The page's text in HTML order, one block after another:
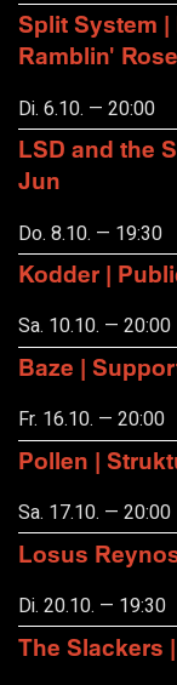
Split System
Ramblin' Rose
Di. 6.10. — 20:00
LSD and the
Jun
Do. 8.10. — 19:30
Kodder |
Sa. 10.10. — 20:00
Baze |
Fr. 16.10. — 20:00
Pollen |
Sa. 17.10. — 20:00
Losus
Di. 20.10. — 19:30
The Slackers